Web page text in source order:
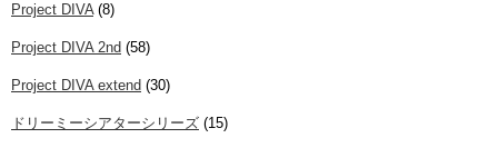
Project DIVA(8)
Project DIVA 2nd (58)
Project DIVA extend (30)
ドリーミーシアターシリーズ (15)